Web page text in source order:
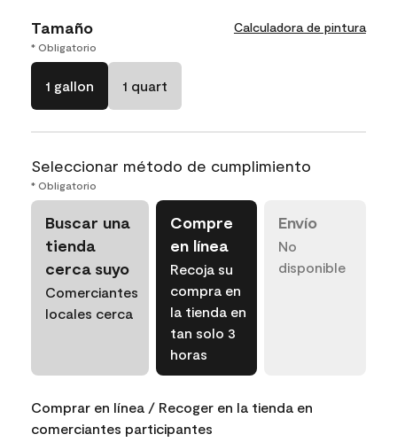
Tamaño Calculadora de pintura
* Obligatorio
1 gallon 1 quart
Seleccionar método de cumplimiento
* Obligatorio
Buscar una
tienda
cerca suyo
Comerciantes
locales cerca
Compre
en línea
Recoja su
compra en
la tienda en
tan solo 3
horas
Envío
No
disponible
Comprar en línea / Recoger en la tienda en
comerciantes participantes